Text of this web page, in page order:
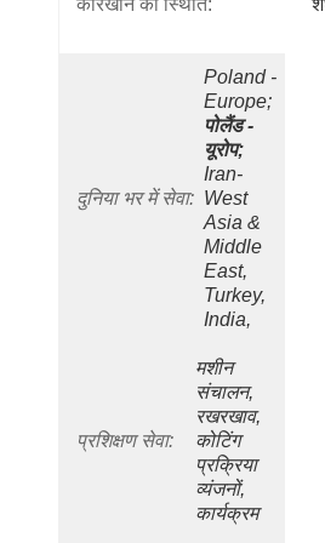
कारखाने की स्थिति:
दुनिया भर में सेवा:
Poland -
Europe;
पोलैंड -
यूरोप;
Iran-
West
Asia &
Middle
East,
Turkey,
India,
प्रशिक्षण सेवा:
मशीन
संचालन,
रखरखाव,
कोटिंग
प्रक्रिया
व्यंजनों,
कार्यक्रम